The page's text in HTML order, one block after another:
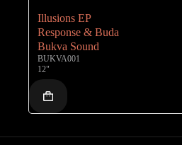
Illusions EP
Response & Buda
Bukva Sound
BUKVA001
12"